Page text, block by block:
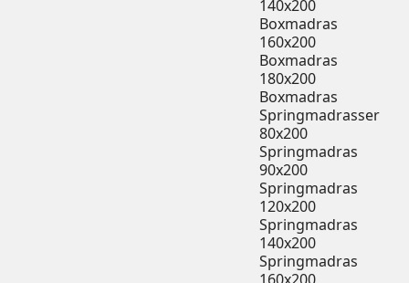
140x200
Boxmadras
160x200
Boxmadras
180x200
Boxmadras
Springmadrasser
80x200
Springmadras
90x200
Springmadras
120x200
Springmadras
140x200
Springmadras